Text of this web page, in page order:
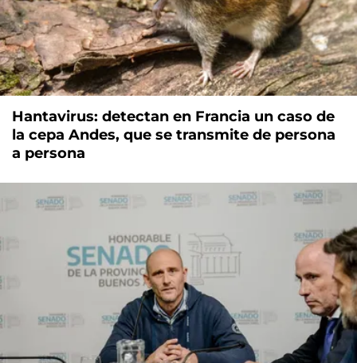
Hantavirus: detectan en Francia un caso de
la cepa Andes, que se transmite de persona
a persona